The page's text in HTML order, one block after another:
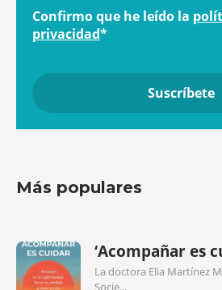
Confirmo que he leído la
privacidad*
Más populares
‘Acompañar es
La doctora Elia Martínez
Socie...